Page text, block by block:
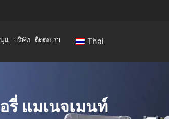
น บริษัท ติดต่อเรา Thai
แมเนจเมนท์